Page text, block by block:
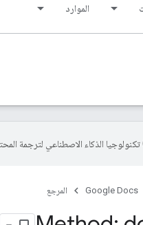
الموارد
Google Docs المرجع